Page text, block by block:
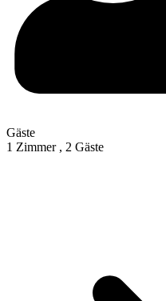
Gäste
1 Zimmer , 2 Gäste